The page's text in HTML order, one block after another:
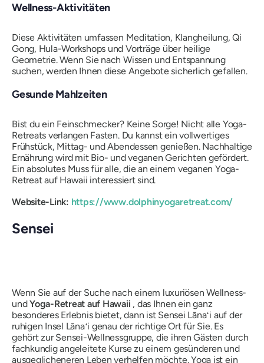
Wellness-Aktivitäten
Diese Aktivitäten umfassen Meditation, Klangheilung, Qi
Gong, Hula-Workshops und Vorträge über heilige
Geometrie. Wenn Sie nach Wissen und Entspannung
suchen, werden Ihnen diese Angebote sicherlich gefallen.
Gesunde Mahlzeiten
Bist du ein Feinschmecker? Keine Sorge! Nicht alle Yoga-
Retreats verlangen Fasten. Du kannst ein vollwertiges
Frühstück, Mittag- und Abendessen genießen. Nachhaltige
Ernährung wird mit Bio- und veganen Gerichten gefördert.
Ein absolutes Muss für alle, die an einem veganen Yoga-
Retreat auf Hawaii interessiert sind.
Website-Link: https://www.dolphinyogaretreat.com/
Sensei
Wenn Sie auf der Suche nach einem luxuriösen Wellness-
undYoga-Retreat auf Hawaii , das Ihnen ein ganz
besonderes Erlebnis bietet, dann ist Sensei Lānaʻi auf der
ruhigen Insel Lānaʻi genau der richtige Ort für Sie. Es
gehört zur Sensei-Wellnessgruppe, die ihren Gästen durch
fachkundig angeleitete Kurse zu einem gesünderen und
ausgeglicheneren Leben verhelfen möchte. Yoga ist ein